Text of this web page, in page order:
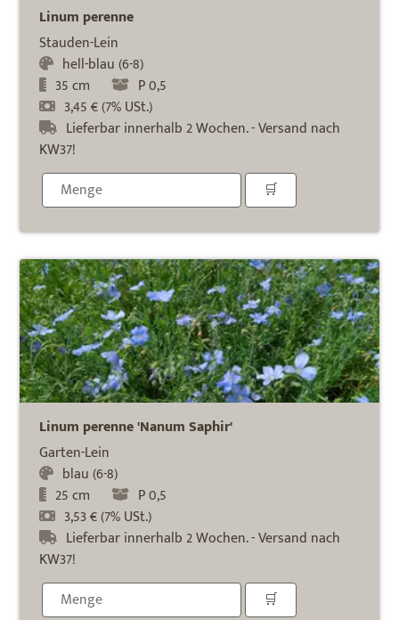
Linum perenne
Stauden-Lein
hell-blau (6-8)
35 cm
P 0,5
3,45 € (7% USt.)
Lieferbar innerhalb 2 Wochen. - Versand nach
KW37!
Linum perenne 'Nanum Saphir'
Garten-Lein
blau (6-8)
25 cm
P 0,5
3,53 € (7% USt.)
Lieferbar innerhalb 2 Wochen. - Versand nach
KW37!